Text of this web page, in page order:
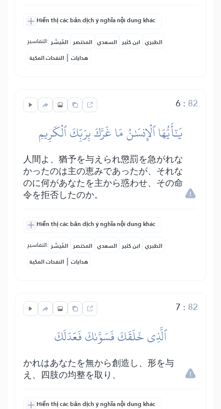
Hiển thị các bản dịch ý nghĩa nội dung khác
التفاسير: المُيسَّر المختصر السعدي ابن كثير الطبري
النفحات المكية | هدايات
6: 82
يَٰٓأَيُّهَا ٱلۡإِنسَٰنُ مَا غَرَّكَ بِرَبِّكَ ٱلۡكَرِيمِ
人間よ、猶予を与えられ懲罰を急がれな
かったのは主の恵みであったが、それな
のに何があなたを主から惑わせ、その命
令を拒否したのか。
Hiển thị các bản dịch ý nghĩa nội dung khác
التفاسير: المُيسَّر المختصر السعدي ابن كثير الطبري
النفحات المكية | هدايات
7 : 82
ٱلَّذِي خَلَقَكَ فَسَوَّىٰكَ فَعَدَلَكَ
かれはあなたを無から創造し、形を与
え、四肢の均整を取り、
Hiển thị các bản dịch ý nghĩa nội dung khác